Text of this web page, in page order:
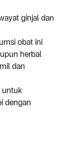
ginjal dan
obat ini
herbal
dan
untuk
dengan